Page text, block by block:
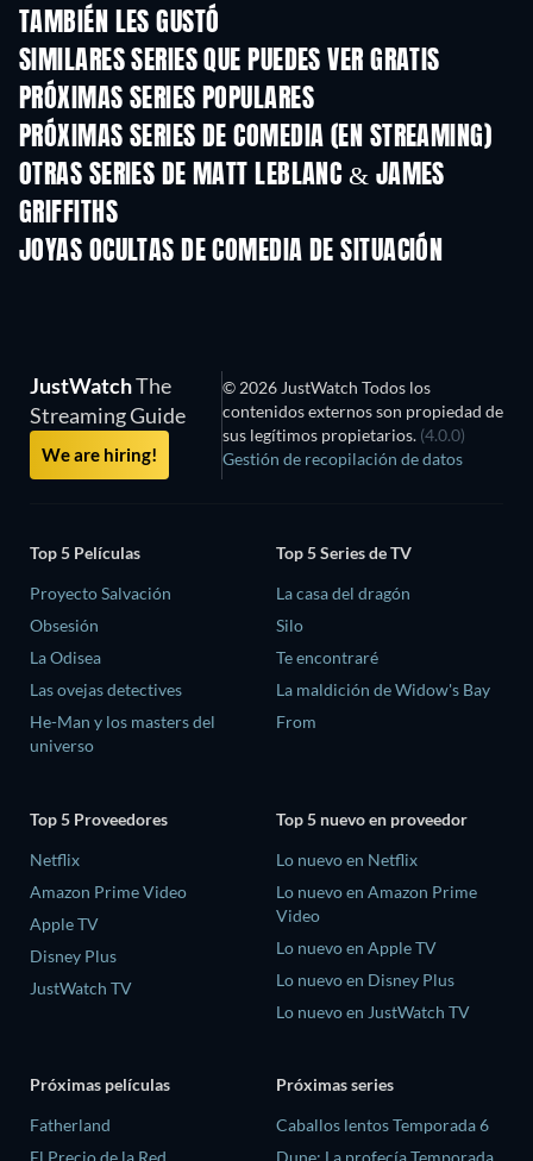
TAMBIÉN LES GUSTÓ
TV
SIMILARES SERIES QUE PUEDES VER GRATIS
TV TV
PRÓXIMAS SERIES POPULARES
TV
PRÓXIMAS SERIES DE COMEDIA (EN STREAMING)
Temporada 6 Temporada 2
OTRAS SERIES DE MATT LEBLANC & JAMES
GRIFFITHS
JOYAS OCULTAS DE COMEDIA DE SITUACIÓN
TV TV
JustWatchThe
Streaming Guide
We are hiring!
© 2026 JustWatch Todos los
contenidos externos son propiedad de
sus legítimos propietarios. (4.0.0)
Gestión de recopilación de datos
Top 5 Películas
Proyecto Salvación
Obsesión
La Odisea
Las ovejas detectives
He-Man y los masters del
universo
Top 5 Series de TV
La casa del dragón
Silo
Te encontraré
La maldición de Widow's Bay
From
Top 5 Proveedores
Netflix
Amazon Prime Video
Apple TV
Disney Plus
JustWatch TV
Top 5 nuevo en proveedor
Lo nuevo en Netflix
Lo nuevo en Amazon Prime
Video
Lo nuevo en Apple TV
Lo nuevo en Disney Plus
Lo nuevo en JustWatch TV
Próximas películas
Fatherland
Próximas series
Caballos lentos Temporada 6